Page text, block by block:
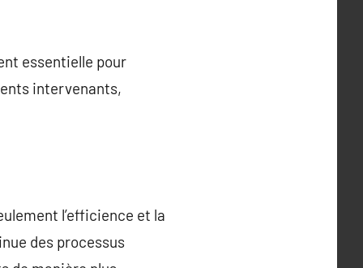
essentielle pour
intervenants,
l’efficience et la
des processus